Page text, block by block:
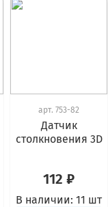
арт. 753-82
Датчик
столкновения 3D
112 ₽
В наличии: 11 шт